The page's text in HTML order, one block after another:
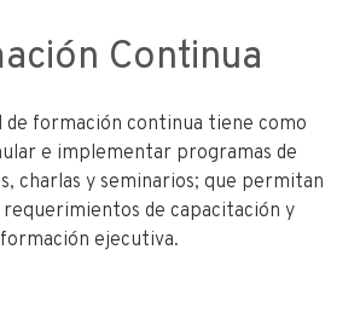
Continua
de formación continua tiene como
e implementar programas de
charlas y seminarios; que permitan
de capacitación y
formación ejecutiva.